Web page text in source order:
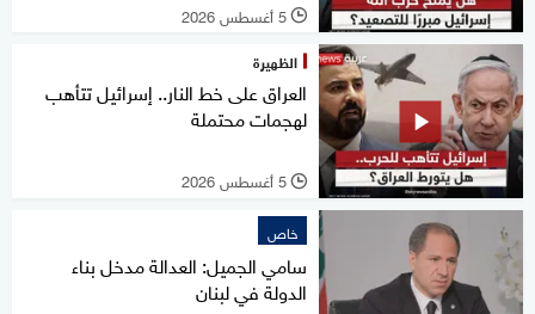
l 5 أغسطس 2026
الظهيرة
العراق على خط النار.. إسرائيل تتأهب
لهجمات محتملة
l 5 أغسطس 2026
خاص
سامي الجميل: العدالة مدخل بناء
الدولة في لبنان